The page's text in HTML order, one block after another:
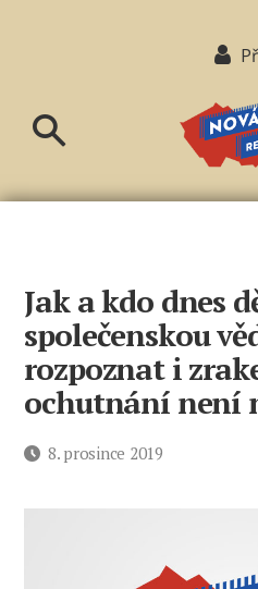
Jak a kdo dnes
společenskou
rozpoznat i
ochutnání není
Datum8. prosince 2019